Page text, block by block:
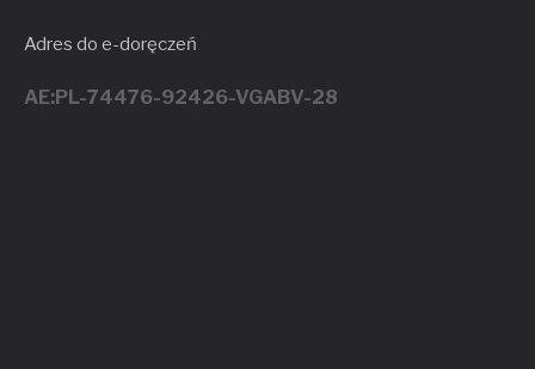
Adres do e-doręczeń
AE:PL-74476-92426-VGABV-28